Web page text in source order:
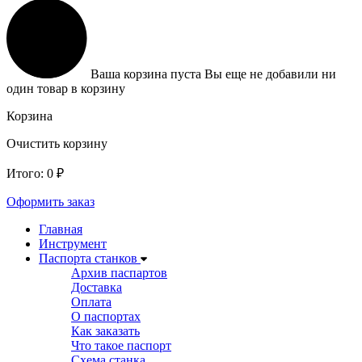
Ваша корзина пуста Вы еще не добавили ни
один товар в корзину
Корзина
Очистить корзину
Итого: 0 ₽
Оформить заказ
Главная
Инструмент
Паспорта станков
Архив паспартов
Доставка
Оплата
О паспортах
Как заказать
Что такое паспорт